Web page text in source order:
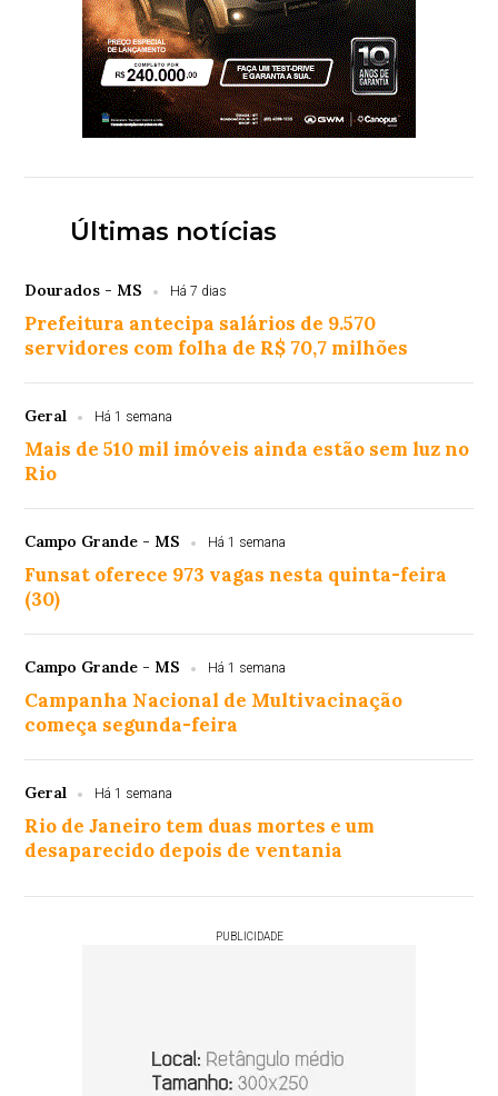
Últimas notícias
Dourados - MS Há 7 dias
Prefeitura antecipa salários de 9.570
servidores com folha de R$ 70,7 milhões
Geral Há 1 semana
Mais de 510 mil imóveis ainda estão sem luz no
Rio
Campo Grande - MS Há 1 semana
Funsat oferece 973 vagas nesta quinta-feira
(30)
Campo Grande - MS Há 1 semana
Campanha Nacional de Multivacinação
começa segunda-feira
Geral Há 1 semana
Rio de Janeiro tem duas mortes e um
desaparecido depois de ventania
PUBLICIDADE